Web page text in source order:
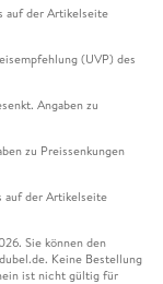
auf der Artikelseite
(UVP) des
Angaben zu
zu Preissenkungen
auf der Artikelseite
Sie können den
Keine Bestellung
ist nicht gültig für